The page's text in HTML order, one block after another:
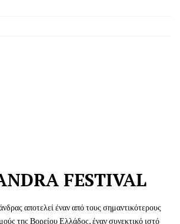
FESTIVAL
αποτελεί έναν από τους σημαντικότερους
της Βορείου Ελλάδος, έναν συνεκτικό ιστό